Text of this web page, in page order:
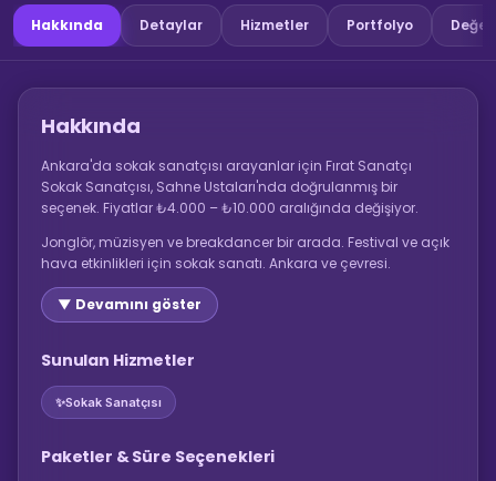
Hakkında Detaylar Hizmetler Portfolyo
Hakkında
Ankara'da sokak sanatçısı arayanlar için Fırat Sanatçı
Sokak Sanatçısı, Sahne Ustaları'nda doğrulanmış bir
seçenek. Fiyatlar ₺4.000 – ₺10.000 aralığında değişiyor.
Jonglör, müzisyen ve breakdancer bir arada. Festival ve açık
hava etkinlikleri için sokak sanatı. Ankara ve çevresi.
▼ Devamını göster
Sunulan Hizmetler
✨Sokak Sanatçısı
Paketler & Süre Seçenekleri